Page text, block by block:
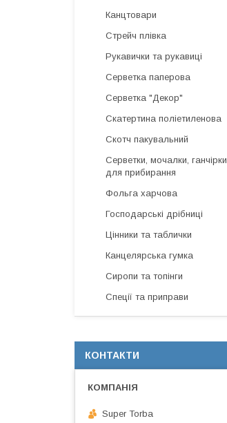
Канцтовари
Стрейч плівка
Рукавички та рукавиці
Серветка паперова
Серветка "Декор"
Скатертина поліетиленова
Скотч пакувальний
Серветки, мочалки, ганчірки
для прибирання
Фольга харчова
Господарські дрібниці
Цінники та таблички
Канцелярська гумка
Сиропи та топінги
Спеції та приправи
КОНТАКТИ
Super Torba